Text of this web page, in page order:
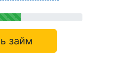
займ